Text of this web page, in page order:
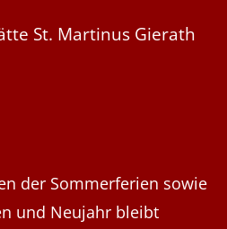
St. Martinus Gierath
der Sommerferien sowie
und Neujahr bleibt